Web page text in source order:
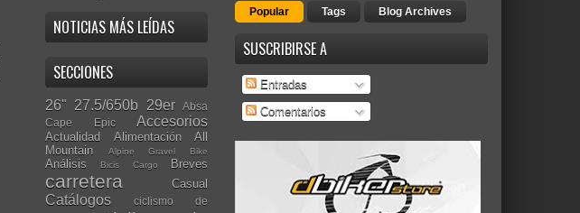
Popular Tags Blog Archives
SUSCRIBIRSE A
Entradas
Comentarios
NOTICIAS MÁS LEÍDAS
SECCIONES
26" 27.5/650b 29er
Absa
Cape Epic
Accesorios
Actualidad Alimentación
All
Mountain
Alpine Gravel Bike
Análisis Bicis Cargo Breves
carretera Casual
Catálogos
ciclismo de